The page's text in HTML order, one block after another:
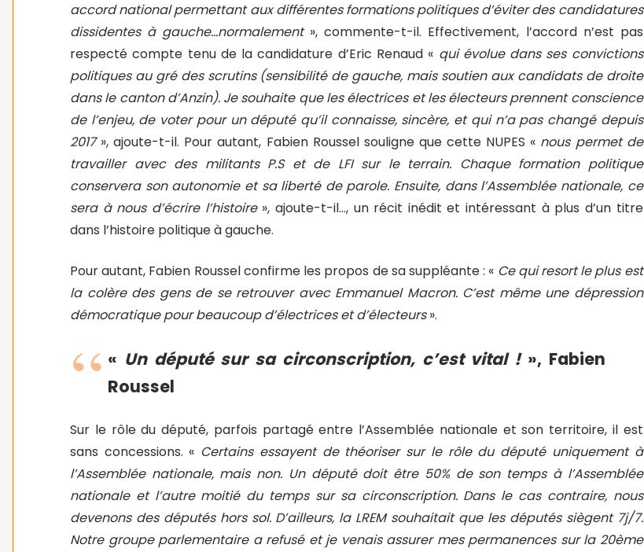
accord national permettant aux différentes formations politiques d’éviter des candidatures
dissidentes à gauche…normalement», commente-t-il. Effectivement, l’accord n’est pas
respecté compte tenu de la candidature d’Eric Renaud « qui évolue dans ses convictions
politiques au gré des scrutins (sensibilité de gauche, mais soutien aux candidats de droite
dans le canton d’Anzin). Je souhaite que les électrices et les électeurs prennent conscience
de l’enjeu, de voter pour un député qu’il connaisse, sincère, et qui n’a pas changé depuis
2017 », ajoute-t-il. Pour autant, Fabien Roussel souligne que cette NUPES « nous permet de
travailler avec des militants P.S et de LFI sur le terrain. Chaque formation politique
conservera son autonomie et sa liberté de parole. Ensuite, dans l’Assemblée nationale, ce
sera à nous d’écrire l’histoire», ajoute-t-il…, un récit inédit et intéressant à plus d’un titre
dans l’histoire politique à gauche.
Pour autant, Fabien Roussel confirme les propos de sa suppléante : « Ce qui resort le plus est
la colère des gens de se retrouver avec Emmanuel Macron. C’est même une dépression
démocratique pour beaucoup d’électrices et d’électeurs».
« Un député sur sa circonscription, c’est vital ! », Fabien
Roussel
Sur le rôle du député, parfois partagé entre l’Assemblée nationale et son territoire, il est
sans concessions. « Certains essayent de théoriser sur le rôle du député uniquement à
l’Assemblée nationale, mais non. Un député doit être 50% de son temps à l’Assemblée
nationale et l’autre moitié du temps sur sa circonscription. Dans le cas contraire, nous
devenons des députés hors sol. D’ailleurs, la LREM souhaitait que les députés siègent 7j/7.
Notre groupe parlementaire a refusé et je venais assurer mes permanences sur la 20ème